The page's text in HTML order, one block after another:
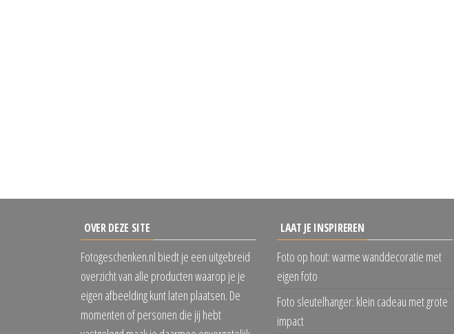
OVER DEZE SITE
Fotogeschenken.nl biedt je een uitgebreid
overzicht van alle producten waarop je je
eigen afbeelding kunt laten plaatsen. De
momenten of personen die jij hebt
LAAT JE INSPIREREN
Foto op hout: warme wanddecoratie met
eigen foto
Foto sleutelhanger: klein cadeau met grote
impact